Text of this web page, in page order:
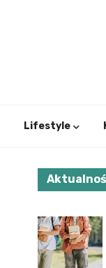
Lifestyle